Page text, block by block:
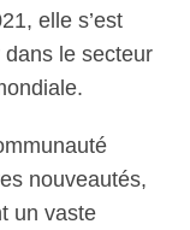
elle s’est
le secteur
nouveautés,
un vaste